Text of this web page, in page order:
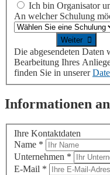
Ich bin Organisator
An welcher Schulung
Die abgesendeten Daten
Bearbeitung Ihres
finden Sie in unserer
Informationen
Ihre Kontaktdaten
Name *
Unternehmen *
E-Mail *